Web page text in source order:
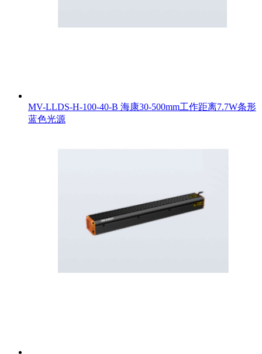
MV-LLDS-H-100-40-B 海康30-500mm工作距离7.7W条形
蓝色光源